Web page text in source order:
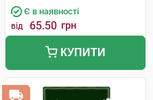
Є в наявності
від 65.50 грн
КУПИТИ